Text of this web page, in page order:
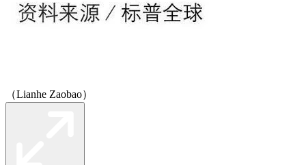
（Lianhe Zaobao）